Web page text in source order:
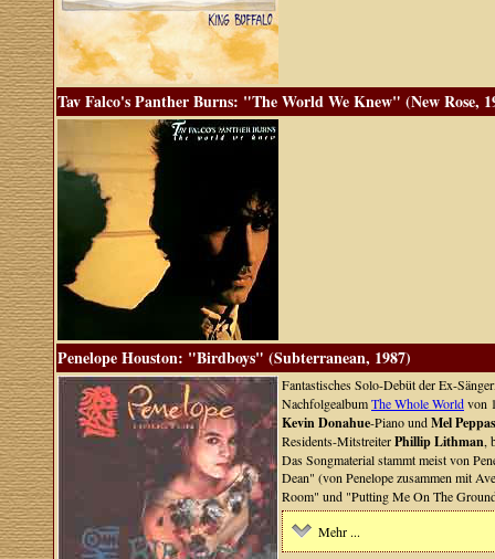
Tav Falco's Panther Burns: "The World We Knew" (New Rose,
Penelope Houston: "Birdboys" (Subterranean, 1987)
Fantastisches Solo-Debüt der Ex-
NachfolgealbumThe Whole Worldvon
Kevin Donahue-Piano undMel Peppas
Residents-MitstreiterPhillip Lithman,
Das Songmaterial stammt meist von
Dean" (von Penelope zusammen mit
Room" und "Putting Me On The
Mehr ...